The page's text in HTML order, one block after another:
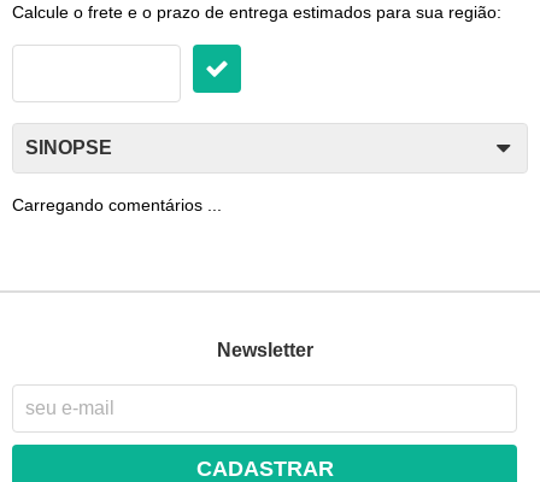
Calcule o frete e o prazo de entrega estimados para sua região:
SINOPSE
Carregando comentários ...
Newsletter
CADASTRAR